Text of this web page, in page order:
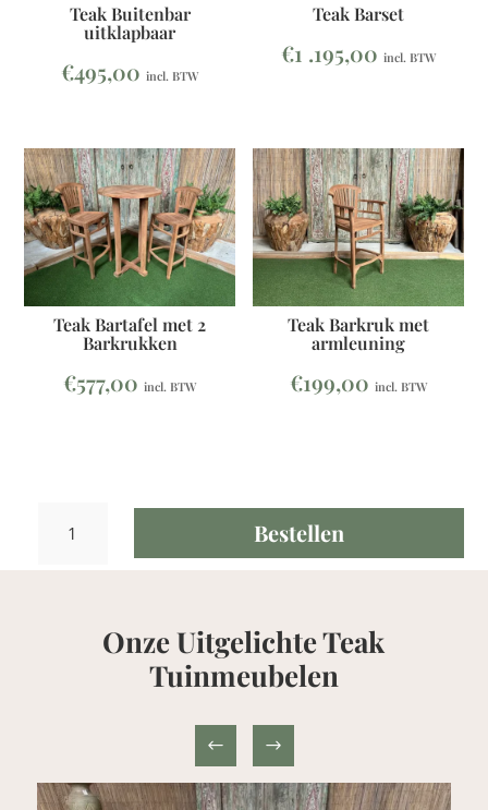
Teak Buitenbar
uitklapbaar
€495,00 incl. BTW
Teak Barset
€1 .195,00 incl. BTW
Teak Bartafel met 2
Barkrukken
€577,00 incl. BTW
Teak Barkruk met
armleuning
€199,00 incl. BTW
Statafel
Bestellen
Onze Uitgelichte Teak
Tuinmeubelen